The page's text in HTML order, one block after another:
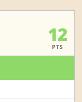
12
PTS